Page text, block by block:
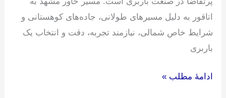
اتاقور به دلیل مسیرهای طولانی، جاده‌های کوهستانی و
شرایط خاص شمالی، نیازمند تجربه، دقت و انتخاب یک
باربری
ادامۀ مطلب »